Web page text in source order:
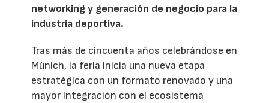
networking y generación de negocio para la
industria deportiva.
Tras más de cincuenta años celebrándose en
Múnich, la feria inicia una nueva etapa
estratégica con un formato renovado y una
mayor integración con el ecosistema